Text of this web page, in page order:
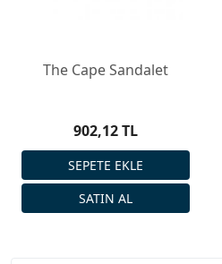
The Cape Sandalet
902,12 TL